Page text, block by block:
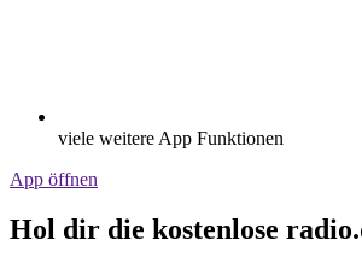
viele weitere App Funktionen
App öffnen
Hol dir die kostenlose